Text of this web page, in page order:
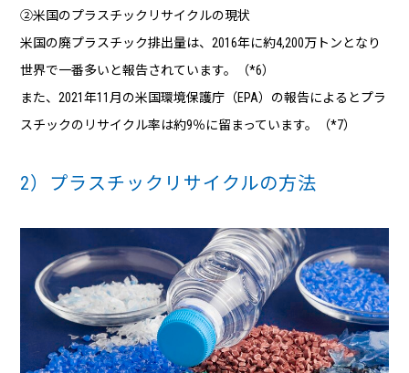
②米国のプラスチックリサイクルの現状
米国の廃プラスチック排出量は、2016年に約4,200万トンとなり
世界で一番多いと報告されています。（*6）
また、2021年11月の米国環境保護庁（EPA）の報告によるとプラ
スチックのリサイクル率は約9％に留まっています。（*7）
2）プラスチックリサイクルの方法